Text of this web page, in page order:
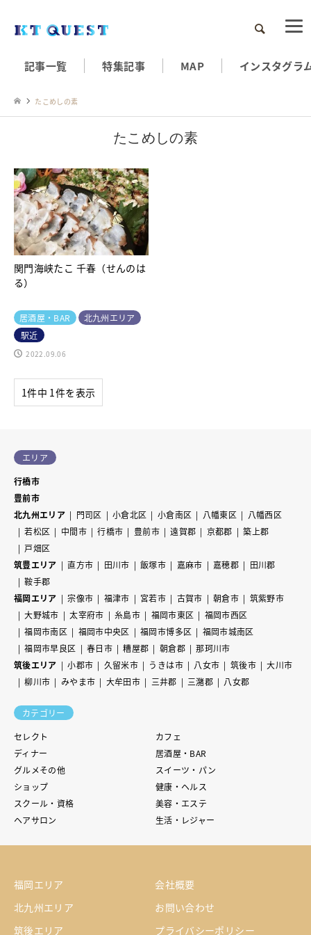
検索
記事一覧 特集記事 MAP インスタグラ
たこめしの素
たこめしの素
関門海峡たこ 千春（せんのは
る）
居酒屋・BAR
北九州エリア
駅近
2022.09.06
1件中 1件を表示
エリア
行橋市
豊前市
北九州エリア
門司区 小倉北区 小倉南区 八幡東区
八幡西区
若松区
中間市 行橋市 豊前市 遠賀郡 京都郡
築上郡
戸畑区
筑豊エリア
直方市 田川市 飯塚市 嘉麻市 嘉穂郡
田川郡
鞍手郡
福岡エリア
宗像市 福津市 宮若市 古賀市 朝倉市
筑紫野市
大野城市
太宰府市 糸島市 福岡市東区
福岡市西区
福岡市南区
福岡市中央区 福岡市博多区
福岡市城南区
福岡市早良区
春日市 糟屋郡 朝倉郡
那珂川市
筑後エリア
小郡市 久留米市 うきは市 八女市 筑後市
大川市
柳川市
みやま市 大牟田市 三井郡 三潴郡 八女郡
カテゴリー
セレクト
カフェ
ディナー
居酒屋・BAR
グルメその他
スイーツ・パン
ショップ
健康・ヘルス
スクール・資格
美容・エステ
ヘアサロン
生活・レジャー
福岡エリア
北九州エリア
筑後エリア
会社概要
お問い合わせ
プライバシーポリシー